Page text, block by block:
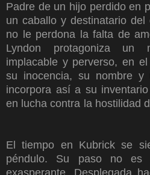
Padre de un hijo perdido en
un caballo y destinatario
no le perdona la falta de
Lyndon protagoniza un
implacable y perverso, en
su inocencia, su nombre y
incorpora así a su
en lucha contra la hostilidad
El tiempo en Kubrick se
péndulo. Su paso no es